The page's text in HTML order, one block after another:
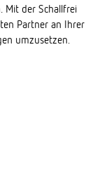
Mit der Schallfrei
Partner an Ihrer
umzusetzen.